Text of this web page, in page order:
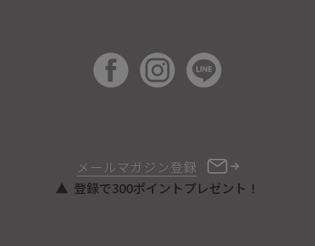
メールマガジン登録
登録で300ポイントプレゼント！